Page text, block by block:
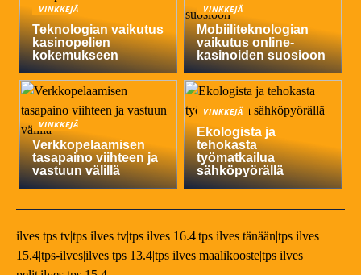
VINKKEJÄ
Teknologian vaikutus
kasinopelien
kokemukseen
VINKKEJÄ
Mobiiliteknologian
vaikutus online-
kasinoiden suosioon
VINKKEJÄ
Verkkopelaamisen
tasapaino viihteen ja
vastuun välillä
VINKKEJÄ
Ekologista ja
tehokasta
työmatkailua
sähköpyörällä
ilves tps tv|tps ilves tv|tps ilves 16.4|tps ilves tänään|tps ilves
15.4|tps-ilves|ilves tps 13.4|tps ilves maalikooste|tps ilves